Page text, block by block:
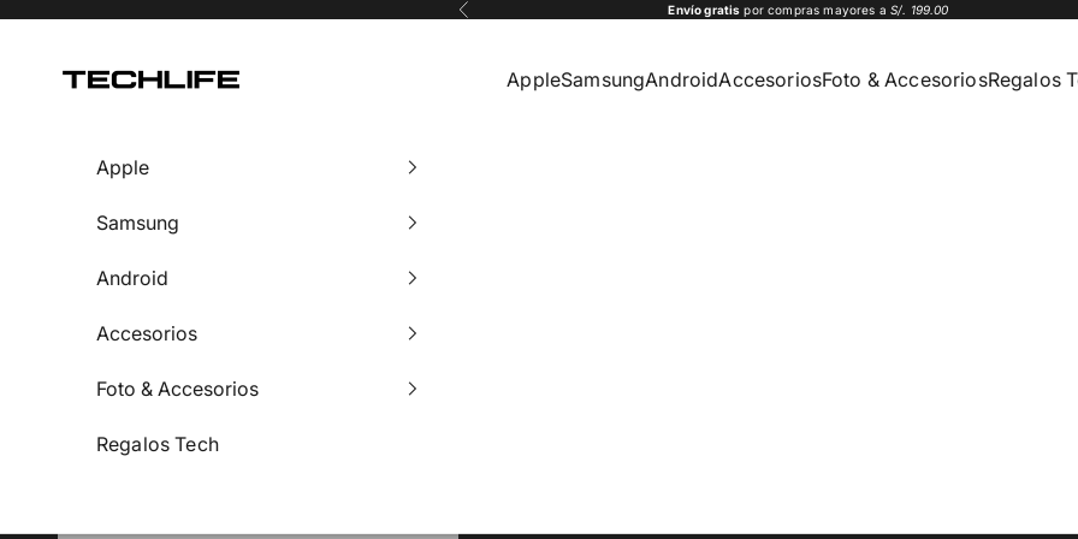
Ir al contenido Anterior Envío gratis por compras mayores a S/. 199.00
AppleSamsungAndroidAccesoriosFoto & AccesoriosRegalos
Apple
Samsung
Android
Accesorios
Foto & Accesorios
Regalos Tech